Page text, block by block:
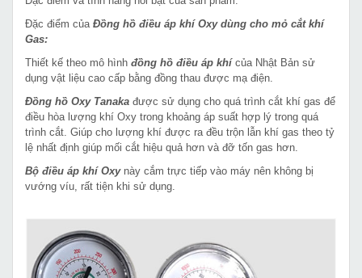
Đặc điểm của Đồng hồ điều áp khí Oxy dùng cho mỏ cắt khí
Gas:
Thiết kế theo mô hình đồng hồ điều áp khícủa Nhật Bản sử
dụng vật liệu cao cấp bằng đồng thau được mạ điện.
Đồng hồ Oxy Tanaka được sử dụng cho quá trình cắt khí gas để
điều hòa lượng khí Oxy trong khoảng áp suất hợp lý trong quá
trình cắt. Giúp cho lượng khí được ra đều trộn lẫn khí gas theo tỷ
lệ nhất định giúp mối cắt hiệu quả hơn và đỡ tốn gas hơn.
Bộ điều áp khí Oxynày cắm trực tiếp vào máy nên không bị
vướng víu, rất tiện khi sử dụng.